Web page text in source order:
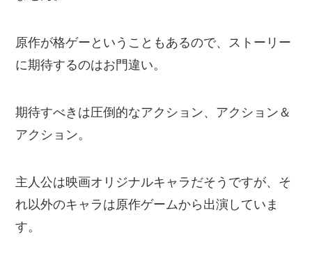
原作が格ゲーということもあるので、ストーリー
に期待するのはお門違い。
期待すべきは圧倒的なアクション、アクション＆
アクション。
主人公は映画オリジナルキャラだそうですが、そ
れ以外のキャラは原作ゲームから出演していま
す。